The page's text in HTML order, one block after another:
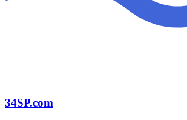
34SP.com